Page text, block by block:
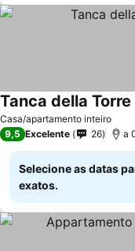
Casa/apartamento inteiro
Tanca della
9,5 Excelente 26 a
Selecione as datas
exatos.